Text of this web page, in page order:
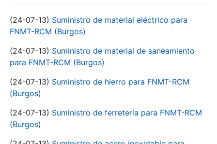
(24-07-13) Suministro de material eléctrico para
FNMT-RCM (Burgos)
(24-07-13) Suministro de material de saneamiento
para FNMT-RCM (Burgos)
(24-07-13) Suministro de hierro para FNMT-RCM
(Burgos)
(24-07-13) Suministro de ferretería para FNMT-RCM
(Burgos)